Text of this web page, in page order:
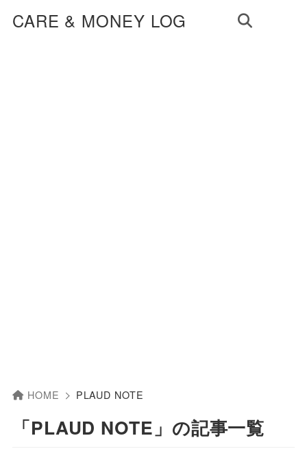
CARE & MONEY LOG
HOME PLAUD NOTE
「PLAUD NOTE」の記事一覧